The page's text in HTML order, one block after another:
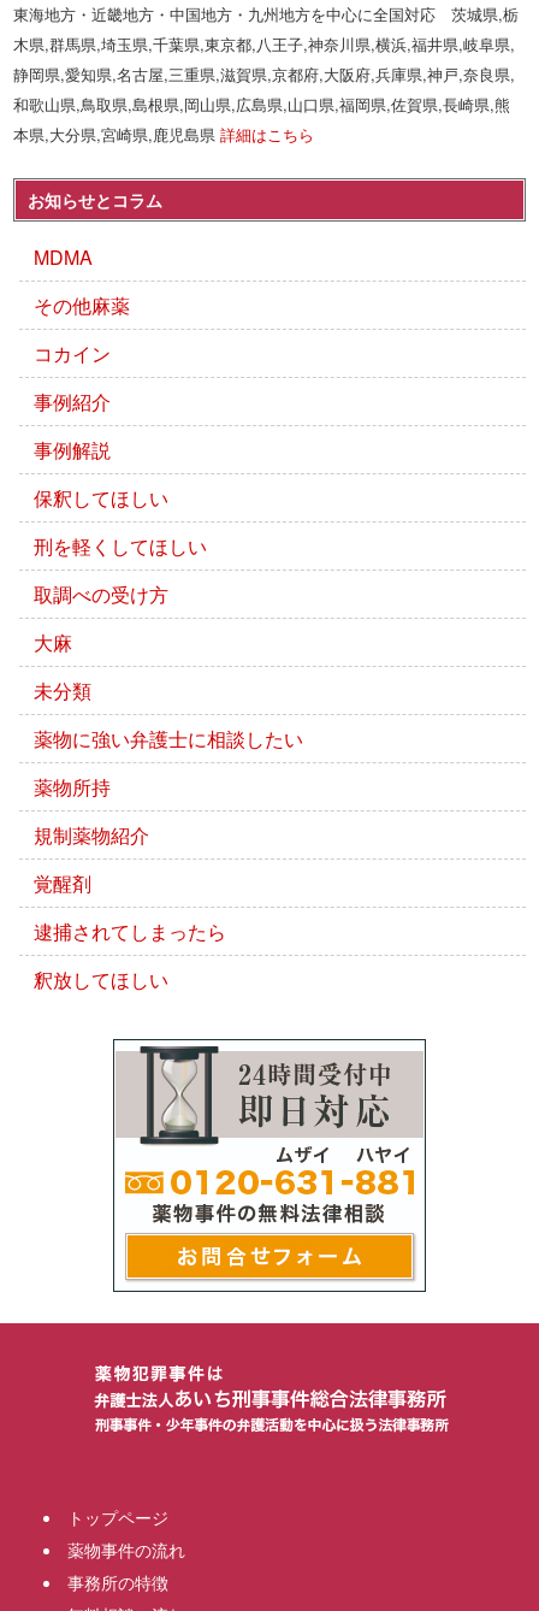
東海地方・近畿地方・中国地方・九州地方を中心に全国対応 茨城県,栃
木県,群馬県,埼玉県,千葉県,東京都,八王子,神奈川県,横浜,福井県,岐阜県,
静岡県,愛知県,名古屋,三重県,滋賀県,京都府,大阪府,兵庫県,神戸,奈良県,
和歌山県,鳥取県,島根県,岡山県,広島県,山口県,福岡県,佐賀県,長崎県,熊
本県,大分県,宮崎県,鹿児島県詳細はこちら
お知らせとコラム
MDMA
その他麻薬
コカイン
事例紹介
事例解説
保釈してほしい
刑を軽くしてほしい
取調べの受け方
大麻
未分類
薬物に強い弁護士に相談したい
薬物所持
規制薬物紹介
覚醒剤
逮捕されてしまったら
釈放してほしい
トップページ
薬物事件の流れ
事務所の特徴